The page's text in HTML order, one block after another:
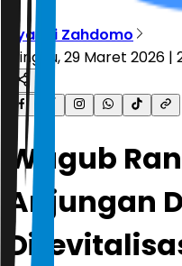
Ryandi Zahdomo
Minggu, 29 Maret 2026 |
Wagub
Anjungan